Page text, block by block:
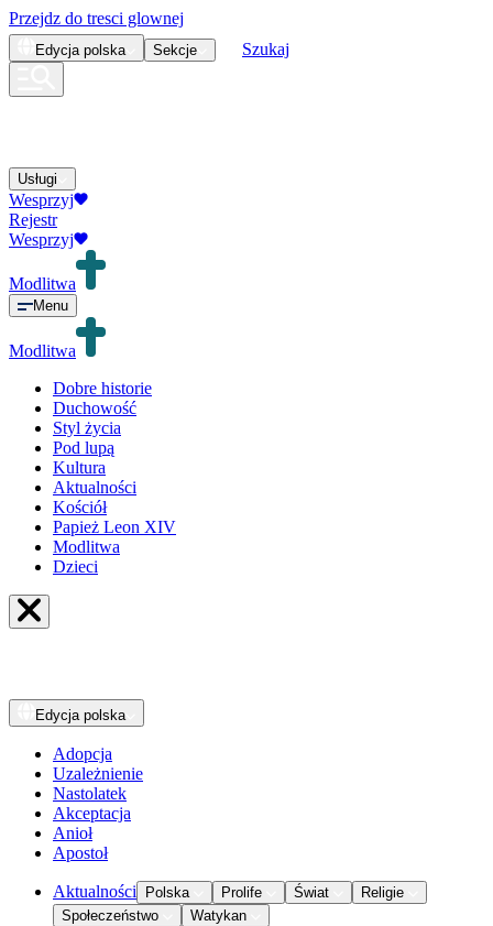
Przejdz do tresci glownej
Edycja polska Sekcje Szukaj
Usługi
Wesprzyj
Rejestr
Wesprzyj
Modlitwa
Menu
Modlitwa
Dobre historie
Duchowość
Styl życia
Pod lupą
Kultura
Aktualności
Kościół
Papież Leon XIV
Modlitwa
Dzieci
Edycja polska
Adopcja
Uzależnienie
Nastolatek
Akceptacja
Anioł
Apostoł
Aktualności Polska Prolife Świat
Religie
Społeczeństwo
Watykan